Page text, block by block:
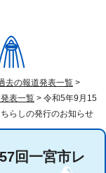
去の報道発表一覧 >
表一覧 > 令和5年9月15
らしの発行のお知らせ
回一宮市レ